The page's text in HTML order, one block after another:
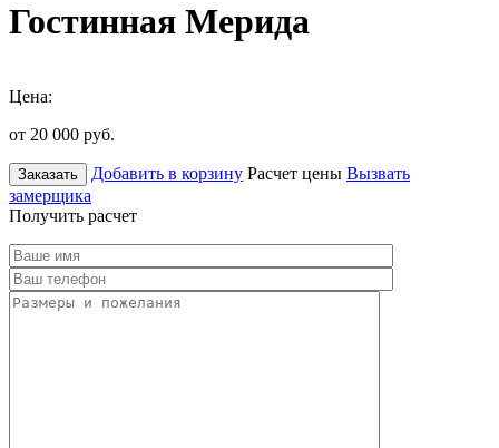
Гостинная Мерида
Цена:
от 20 000 руб.
Заказать Добавить в корзину Расчет цены Вызвать
замерщика
Получить расчет